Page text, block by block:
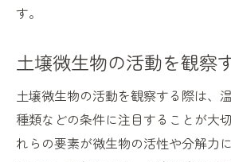
す。
土壌微生物の活動を観察
土壌微生物の活動を観察する際は、
種類などの条件に注目することが大
れらの要素が微生物の活性や分解力